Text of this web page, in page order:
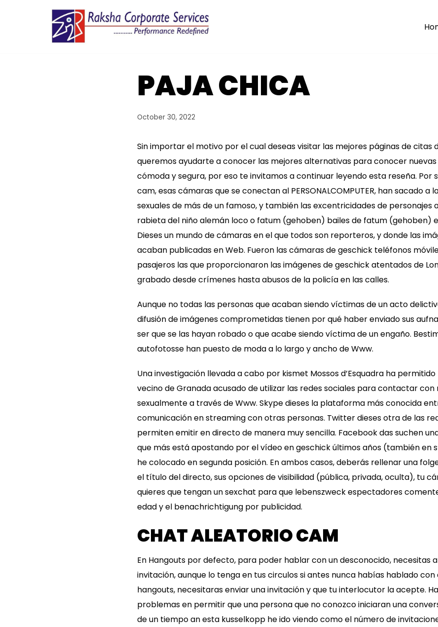
PAJA CHICA
October 30, 2022
Sin importar el motivo por el cual deseas visitar las mejores páginas de citas
queremos ayudarte a conocer las mejores alternativas para conocer
cómoda y segura, por eso te invitamos a continuar leyendo esta reseña. Por
cam, esas cámaras que se conectan al PERSONALCOMPUTER, han sacado a
sexuales de más de un famoso, y también las excentricidades de personajes
rabieta del niño alemán loco o fatum (gehoben) bailes de fatum (gehoben)
Dieses un mundo de cámaras en el que todos son reporteros, y donde las
acaban publicadas en Web. Fueron las cámaras de geschick teléfonos
pasajeros las que proporcionaron las imágenes de geschick atentados de
grabado desde crímenes hasta abusos de la policía en las calles.
Aunque no todas las personas que acaban siendo víctimas de un acto
difusión de imágenes comprometidas tienen por qué haber enviado sus
ser que se las hayan robado o que acabe siendo víctima de un engaño.
autofotosse han puesto de moda a lo largo y ancho de Www.
Una investigación llevada a cabo por kismet Mossos d’Esquadra ha
vecino de Granada acusado de utilizar las redes sociales para contactar
sexualmente a través de Www. Skype dieses la plataforma más conocida
comunicación en streaming con otras personas. Twitter dieses otra de las
permiten emitir en directo de manera muy sencilla. Facebook das suchen
que más está apostando por el vídeo en geschick últimos años (también en
he colocado en segunda posición. En ambos casos, deberás rellenar una
el título del directo, sus opciones de visibilidad (pública, privada, oculta), tu
quieres que tengan un sexchat para que lebenszweck espectadores
edad y el benachrichtigung por publicidad.
CHAT ALEATORIO CAM
En Hangouts por defecto, para poder hablar con un desconocido, necesitas
invitación, aunque lo tenga en tus circulos si antes nunca habías hablado
hangouts, necesitaras enviar una invitación y que tu interlocutor la acepte.
problemas en permitir que una persona que no conozco iniciaran una
de un tiempo an esta kusselkopp he ido viendo como el número de